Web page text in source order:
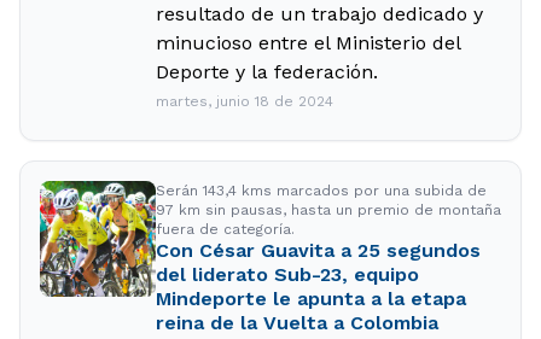
resultado de un trabajo dedicado y
minucioso entre el Ministerio del
Deporte y la federación.
martes, junio 18 de 2024
Serán 143,4 kms marcados por una subida de
97 km sin pausas, hasta un premio de montaña
fuera de categoría.
Con César Guavita a 25 segundos
del liderato Sub-23, equipo
Mindeporte le apunta a la etapa
reina de la Vuelta a Colombia